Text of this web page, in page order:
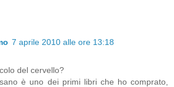
7 aprile 2010 alle ore 13:18
del cervello?
è uno dei primi libri che ho comprato,